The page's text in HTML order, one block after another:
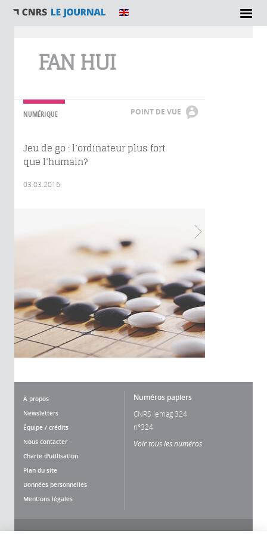
FAN HUI
NUMÉRIQUE POINT DE VUE
Jeu de go : l’ordinateur plus fort
que l’humain?
03.03.2016
À propos
Newsletters
Équipe / crédits
Nous contacter
Charte d'utilisation
Plan du site
Données personnelles
Mentions légales
Numéros papiers
CNRS lemag 324
n°324
Voir tous les numéros